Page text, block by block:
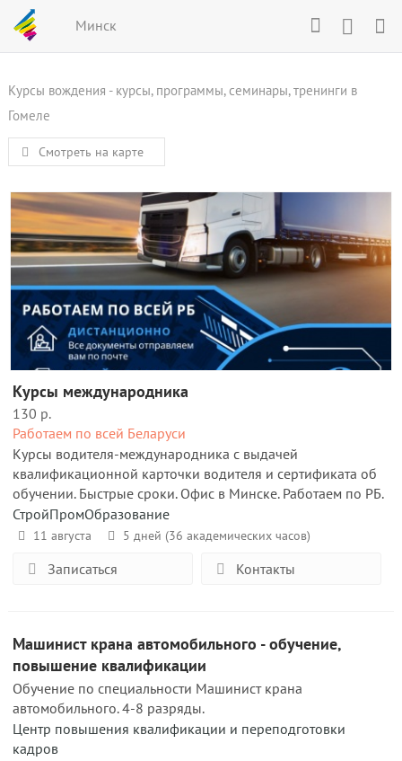
Минск
Курсы вождения - курсы, программы, семинары, тренинги в
Гомеле
Смотреть на карте
Курсы международника
130 р.
Работаем по всей Беларуси
Курсы водителя-международника с выдачей
квалификационной карточки водителя и сертификата об
обучении. Быстрые сроки. Офис в Минске. Работаем по РБ.
СтройПромОбразование
11 августа 5 дней (36 академических часов)
Записаться Контакты
Машинист крана автомобильного - обучение,
повышение квалификации
Обучение по специальности Машинист крана
автомобильного. 4-8 разряды.
Центр повышения квалификации и переподготовки
кадров